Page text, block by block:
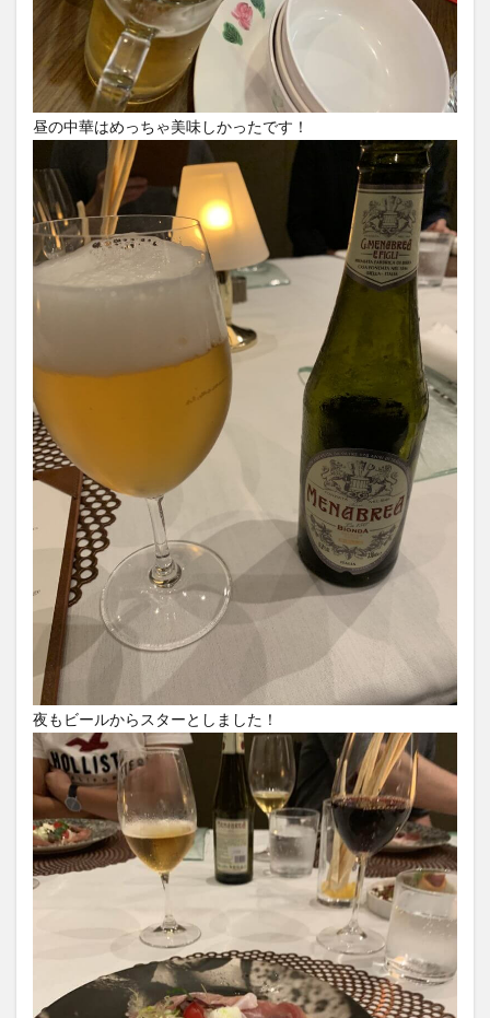
昼の中華はめっちゃ美味しかったです！
夜もビールからスターとしました！